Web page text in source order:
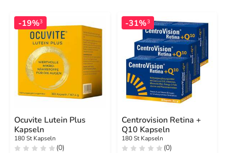
-19%3
Ocuvite Lutein Plus
Kapseln
180 St Kapseln
(0)
-31%3
Centrovision Retina +
Q10 Kapseln
180 St Kapseln
(0)